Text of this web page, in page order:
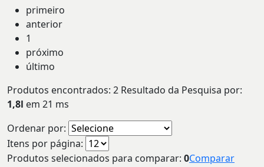
primeiro
anterior
1
próximo
último
Produtos encontrados: 2 Resultado da Pesquisa por:
1,8l em 21 ms
Ordenar por:
Itens por página:
Produtos selecionados para comparar: 0Comparar